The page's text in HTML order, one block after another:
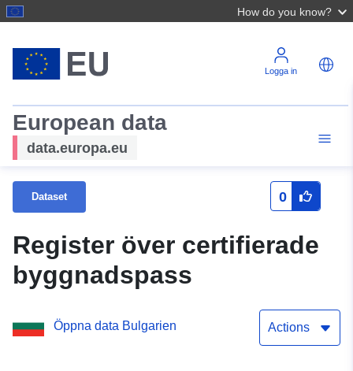
How do you know?
Logga in
European data
data.europa.eu
Dataset 0
Register över certifierade
byggnadspass
Öppna data Bulgarien Actions